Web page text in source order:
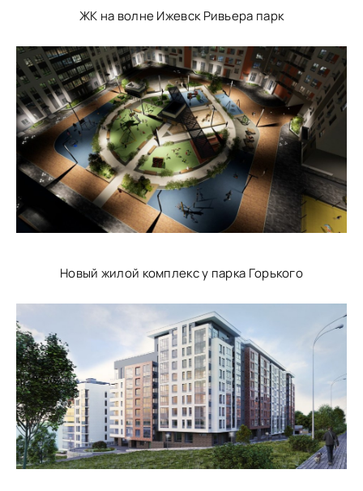
ЖК на волне Ижевск Ривьера парк
Новый жилой комплекс у парка Горького